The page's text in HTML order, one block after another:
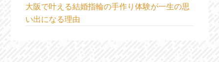
大阪で叶える結婚指輪の手作り体験が一生の思
い出になる理由